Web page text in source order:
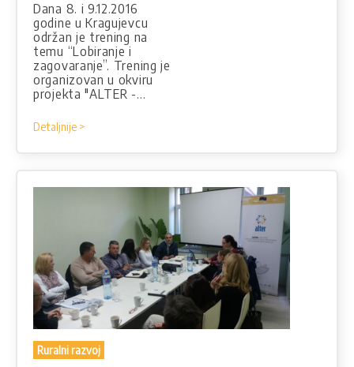
Dana 8. i 9.12.2016
godine u Kragujevcu
održan je trening na
temu “Lobiranje i
zagovaranje”. Trening je
organizovan u okviru
projekta "ALTER -…
Detaljnije >
Ruralni razvoj